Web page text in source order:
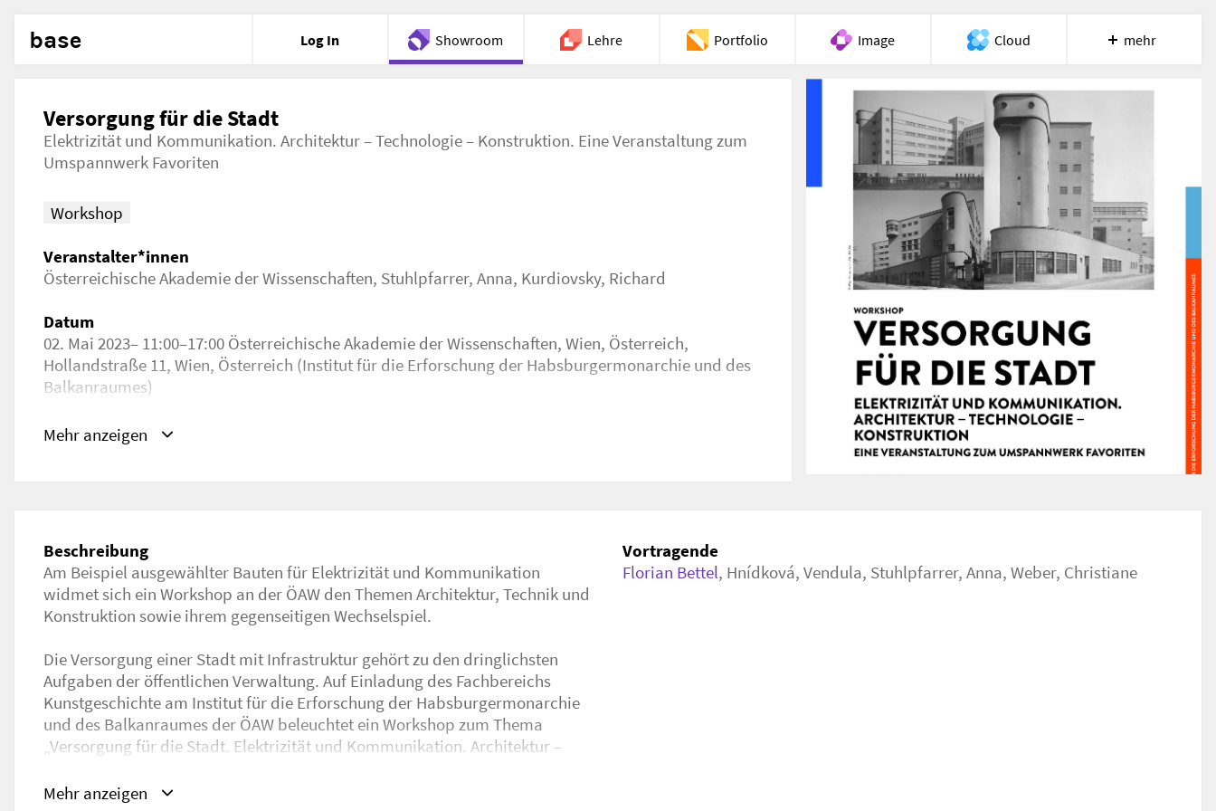
base Log In Showroom Lehre Portfolio Image Cloud
Meet Recherche Hilfe
mehr
Versorgung für die Stadt
Elektrizität und Kommunikation. Architektur – Technologie – Konstruktion. Eine Veranstaltung zum
Umspannwerk Favoriten
Workshop
Veranstalter*innen
Österreichische Akademie der Wissenschaften, Stuhlpfarrer, Anna, Kurdiovsky, Richard
Datum
02. Mai 2023– 11:00–17:00 Österreichische Akademie der Wissenschaften, Wien, Österreich,
Hollandstraße 11, Wien, Österreich (Institut für die Erforschung der Habsburgermonarchie und des
Balkanraumes)
Schlagwörter
Architekturgeschichte, Kulturgeschichte, Kulturwissenschaft, Stadtgeschichte, Technikgeschichte
Mehr anzeigen
Beschreibung
Am Beispiel ausgewählter Bauten für Elektrizität und Kommunikation
widmet sich ein Workshop an der ÖAW den Themen Architektur, Technik und
Konstruktion sowie ihrem gegenseitigen Wechselspiel.
Die Versorgung einer Stadt mit Infrastruktur gehört zu den dringlichsten
Aufgaben der öffentlichen Verwaltung. Auf Einladung des Fachbereichs
Kunstgeschichte am Institut für die Erforschung der Habsburgermonarchie
und des Balkanraumes der ÖAW beleuchtet ein Workshop zum Thema
„Versorgung für die Stadt. Elektrizität und Kommunikation. Architektur –
Favoriten“ ausgewählte Infrastrukturbauten.
Vortragende
Florian Bettel, Hnídková, Vendula, Stuhlpfarrer, Anna, Weber, Christiane
Mehr anzeigen